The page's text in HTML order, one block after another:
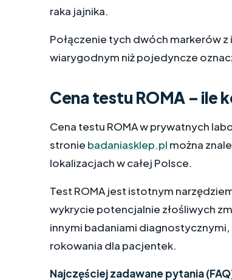
raka jajnika.
Połączenie tych dwóch markerów
wiarygodnym niż pojedyncze
Cena testu ROMA – ile
Cena testu ROMA w prywatnych
stronie badaniasklep.pl można
lokalizacjach w całej Polsce.
Test ROMA jest istotnym
wykrycie potencjalnie złośliwych
innymi badaniami
rokowania dla pacjentek.
Najczęściej zadawane pytania